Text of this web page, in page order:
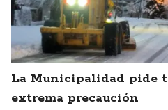
La Municipalidad pide
extrema precaución